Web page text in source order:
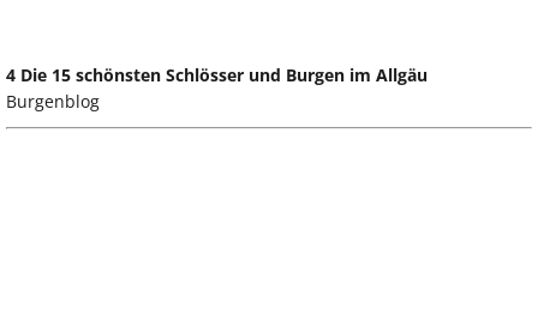
4 Die 15 schönsten Schlösser und Burgen im Allgäu
Burgenblog